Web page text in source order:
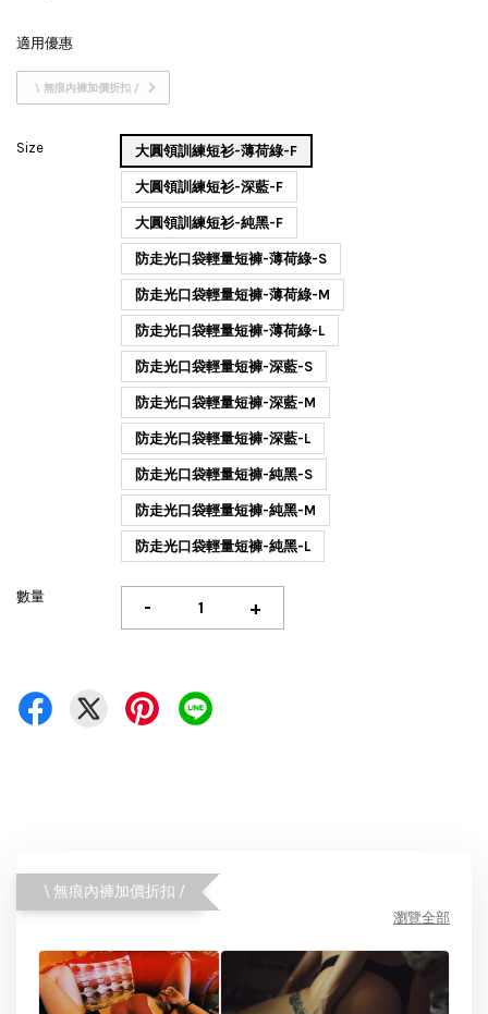
適用優惠
\ 無痕內褲加價折扣 /
Size 大圓領訓練短衫-薄荷綠-F
大圓領訓練短衫-深藍-F
大圓領訓練短衫-純黑-F
防走光口袋輕量短褲-薄荷綠-S
防走光口袋輕量短褲-薄荷綠-M
防走光口袋輕量短褲-薄荷綠-L
防走光口袋輕量短褲-深藍-S
防走光口袋輕量短褲-深藍-M
防走光口袋輕量短褲-深藍-L
防走光口袋輕量短褲-純黑-S
防走光口袋輕量短褲-純黑-M
防走光口袋輕量短褲-純黑-L
數量 - +
\ 無痕內褲加價折扣 /
瀏覽全部